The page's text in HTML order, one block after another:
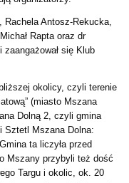
Antosz-Rekucka,
Rapta oraz dr
się Klub
okolicy, czyli terenie
(miasto Mszana
Dolną 2, czyli gmina
Sztetl Mszana Dolna:
ta liczyła przed
Mszany przybyli też dość
Targu i okolic, ok. 20